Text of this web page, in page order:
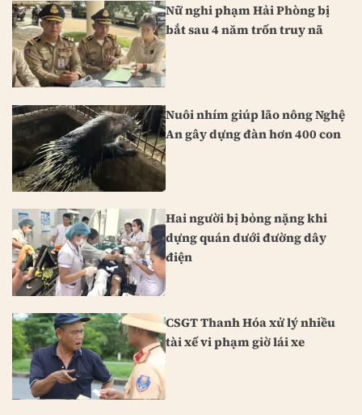
Nữ nghi phạm Hải Phòng bị
bắt sau 4 năm trốn truy nã
Nuôi nhím giúp lão nông Nghệ
An gây dựng đàn hơn 400 con
Hai người bị bỏng nặng khi
dựng quán dưới đường dây
điện
CSGT Thanh Hóa xử lý nhiều
tài xế vi phạm giờ lái xe